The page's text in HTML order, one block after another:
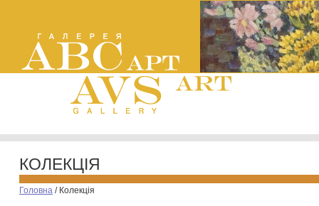
КОЛЕКЦІЯ
Головна / Колекція